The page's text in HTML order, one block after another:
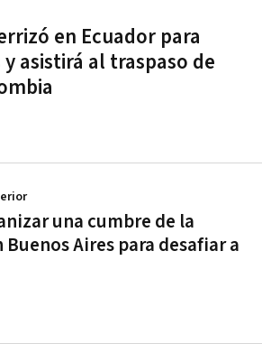
en Ecuador para
asistirá al traspaso de
una cumbre de la
Aires para desafiar a